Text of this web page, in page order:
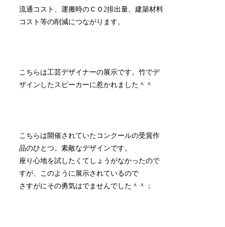
流通コスト、運搬時のＣＯ2排出量、建築材料
コスト等の削減につながります。
こちらは工芸デザイナーの展示です。竹でデ
ザインしたスピーカーに惹かれました＾＾
こちらは開催されていたコンクールの受賞作
品のひとつ。素敵なデザインです。
座り心地を試したくてしょうがなかったので
すが、このように展示されているので
さすがにその勇気はでませんでした＾＾；